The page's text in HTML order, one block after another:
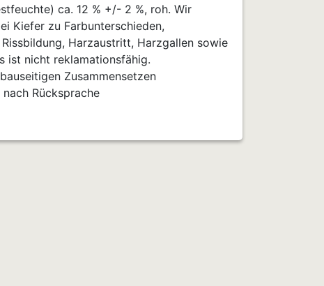
ca. 12 % +/- 2 %, roh. Wir
Kiefer zu Farbunterschieden,
Harzaustritt, Harzgallen sowie
ist nicht reklamationsfähig.
Zusammensetzen
Rücksprache